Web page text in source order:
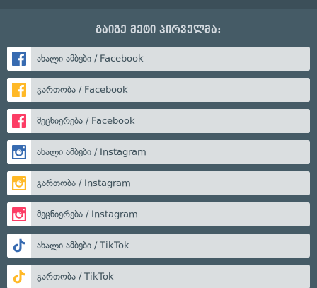
გაიგე მეტი პირველმა:
ახალი ამბები / Facebook
გართობა / Facebook
მეცნიერება / Facebook
ახალი ამბები / Instagram
გართობა / Instagram
მეცნიერება / Instagram
ახალი ამბები / TikTok
გართობა / TikTok